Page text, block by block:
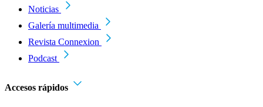
Noticias
Galería multimedia
Revista Connexion
Podcast
Accesos rápidos